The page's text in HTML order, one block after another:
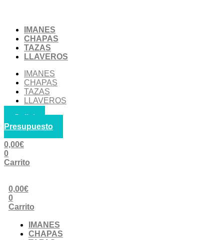
contenidoIMANES
CHAPAS
TAZAS
LLAVEROS
IMANES
CHAPAS
TAZAS
LLAVEROS
Solicitar
Presupuesto
0,00€
0
Carrito
0,00€
0
Carrito
IMANES
CHAPAS